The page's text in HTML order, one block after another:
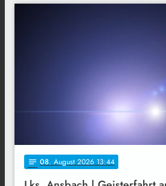
notes 08. August 2026 13:44